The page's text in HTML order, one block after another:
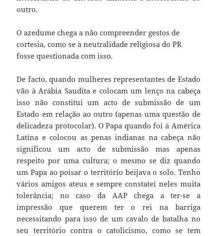
outro.
O azedume chega a não compreender gestos de
cortesia, como se a neutralidade religiosa do PR
fosse questionada com isso.
De facto, quando mulheres representantes de Estado
vão à Arábia Saudita e colocam um lenço na cabeça
isso não constitui um acto de submissão de um
Estado em relação ao outro (apenas uma questão de
delicadeza protocolar). O Papa quando foi à América
Latina e colocou as penas indianas na cabeça não
significou um acto de submissão mas apenas
respeito por uma cultura; o mesmo se diz quando
um Papa ao poisar o território beijava o solo. Tenho
vários amigos ateus e sempre constatei neles muita
tolerância; no caso da AAP chega a ter-se a
impressão que querem ter o rei na barriga
necessitando para isso de um cavalo de batalha no
seu território contra o catolicismo, como se tem